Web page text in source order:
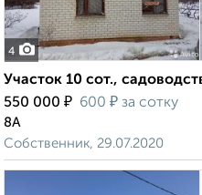
4
Участок 10 сот.,
550 000 ₽ 600 ₽ за сотку
8А
Собственник, 29.07.2020